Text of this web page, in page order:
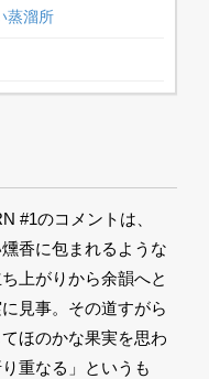
蒸溜所
#1のコメントは、
香に包まれるような
上がりから余韻へと
見事。その道すがら
ほのかな果実を思わ
重なる」というも